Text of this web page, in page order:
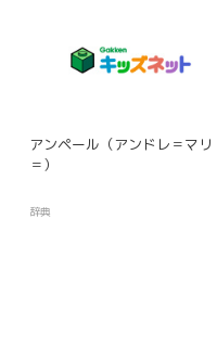
アンペール（アンドレ＝マリ
＝）
辞典